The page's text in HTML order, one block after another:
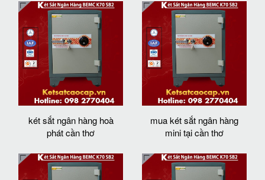
két sắt ngân hàng hoà
phát cần thơ
mua két sắt ngân hàng
mini tại cần thơ